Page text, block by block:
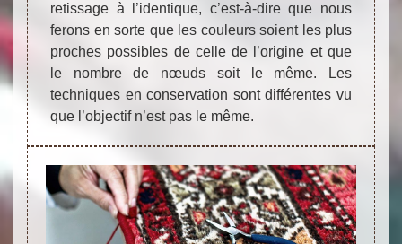
retissage à l’identique, c’est-à-dire que nous
ferons en sorte que les couleurs soient les plus
proches possibles de celle de l’origine et que
le nombre de nœuds soit le même. Les
techniques en conservation sont différentes vu
que l’objectif n’est pas le même.